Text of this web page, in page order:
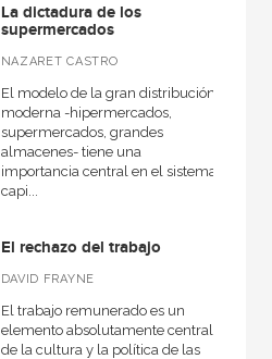
La dictadura de los
supermercados
NAZARET CASTRO
El modelo de la gran distribución
moderna -hipermercados,
supermercados, grandes
almacenes- tiene una
importancia central en el sistema
capi...
El rechazo del trabajo
DAVID FRAYNE
El trabajo remunerado es un
elemento absolutamente central
de la cultura y la política de las